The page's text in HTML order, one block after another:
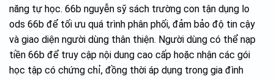
năng tự học. 66b nguyễn sỹ sách trường con tận dụng lo
ods 66b để tối ưu quá trình phân phối, đảm bảo độ tin cậy
và giao diện người dùng thân thiện. Người dùng có thể nạp
tiền 66b để truy cập nội dung cao cấp hoặc nhận các gói
học tập có chứng chỉ, đồng thời áp dụng trong gia đình